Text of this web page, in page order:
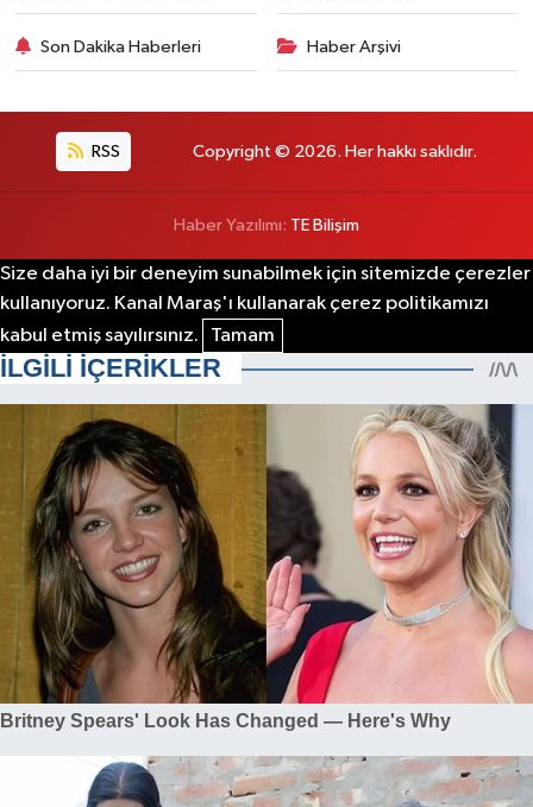
Son Dakika Haberleri Haber Arşivi
RSS Copyright © 2026. Her hakkı saklıdır.
Haber Yazılımı: TE Bilişim
Size daha iyi bir deneyim sunabilmek için sitemizde çerezler
kullanıyoruz. Kanal Maraş'ı kullanarak çerez politikamızı
kabul etmiş sayılırsınız.
Tamam